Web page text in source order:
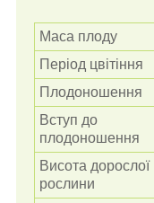
Маса плоду
Період цвітіння
Плодоношення
Вступ до
плодоношення
Висота дорослої
рослини